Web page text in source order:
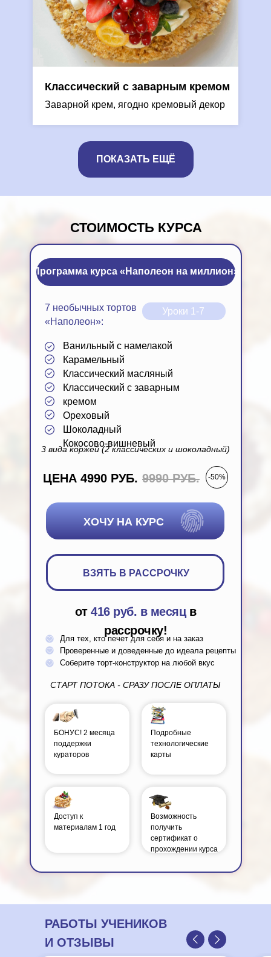
Классический с заварным кремом
Заварной крем, ягодно кремовый декор
ПОКАЗАТЬ ЕЩЁ
Кокосово-вишневый
Вишневый соус, кокосовый крем,
хрустящая шоколадно- кокосовая
Ореховый
шоколадом и ореховой пастой
Шоколадный
7 необычных тортов
«Наполеон»:
ХОЧУ НА КУРС
от416 руб. в месяцв
рассрочку!
СТОИМОСТЬ КУРСА
ВЗЯТЬ В РАССРОЧКУ
Программа курса «Наполеон на миллион»
ЦЕНА 4990 РУБ. 9990 РУБ. -50%
БОНУС! 2 месяца
поддержки
кураторов
Подробные
технологические
карты
Ванильный с намелакой
Карамельный
Классический масляный
Классический с заварным
кремом
Ореховый
Шоколадный
Кокосово-вишневый
Уроки 1-7
3 вида коржей (2 классических и шоколадный)
Для тех, кто печет для себя и на заказ
Проверенные и доведенные до идеала рецепты
Соберите торт-конструктор на любой вкус
Возможность
получить
сертификат о
прохождении курса
Доступ к
материалам 1 год
СТАРТ ПОТОКА - СРАЗУ ПОСЛЕ ОПЛАТЫ
РАБОТЫ УЧЕНИКОВ
И ОТЗЫВЫ